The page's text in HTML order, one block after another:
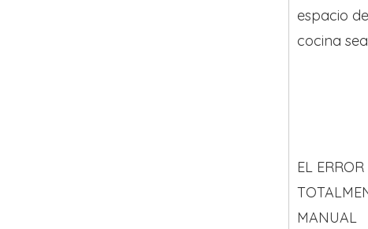
espacio
cocina
EL
MANUAL